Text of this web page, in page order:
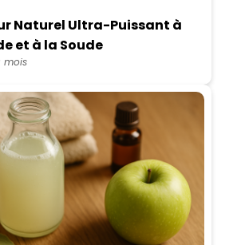
Naturel Ultra-Puissant à
et à la Soude
mois